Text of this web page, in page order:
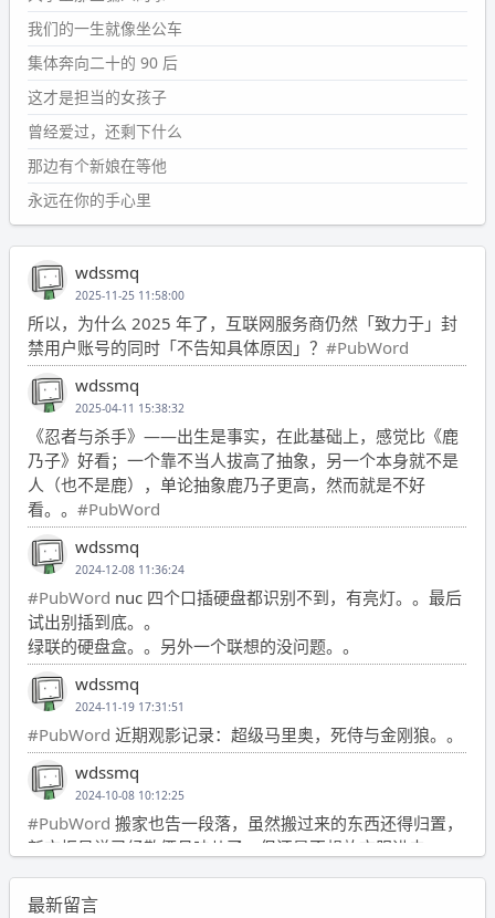
我们的一生就像坐公车
集体奔向二十的 90 后
这才是担当的女孩子
曾经爱过，还剩下什么
那边有个新娘在等他
永远在你的手心里
wdssmq
2025-11-25 11:58:00
所以，为什么 2025 年了，互联网服务商仍然「致力于」封
禁用户账号的同时「不告知具体原因」？ #PubWord
wdssmq
2025-04-11 15:38:32
《忍者与杀手》——出生是事实，在此基础上，感觉比《鹿
乃子》好看；一个靠不当人拔高了抽象，另一个本身就不是
人（也不是鹿），单论抽象鹿乃子更高，然而就是不好
看。。 #PubWord
wdssmq
2024-12-08 11:36:24
#PubWord nuc 四个口插硬盘都识别不到，有亮灯。。最后
试出别插到底。。
绿联的硬盘盒。。另外一个联想的没问题。。
wdssmq
2024-11-19 17:31:51
#PubWord 近期观影记录：超级马里奥，死侍与金刚狼。。
wdssmq
2024-10-08 10:12:25
#PubWord 搬家也告一段落，虽然搬过来的东西还得归置，
新衣柜虽说已经散俩月味儿了，但还是不想放衣服进去。
wdssmq
2024-09-23 21:00:49
最新留言